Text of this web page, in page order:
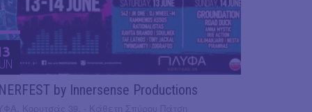
by Innersense Productions